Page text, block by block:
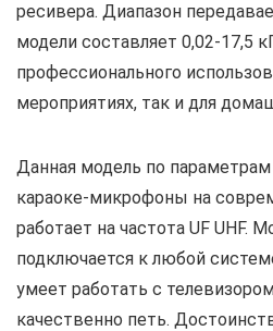
ресивера. Диапазон
модели составляет 0,02-17,5
профессионального
мероприятиях, так и для
Данная модель по
караоке-микрофоны на
работает на частота UF UHF.
подключается к любой
умеет работать с
качественно петь.